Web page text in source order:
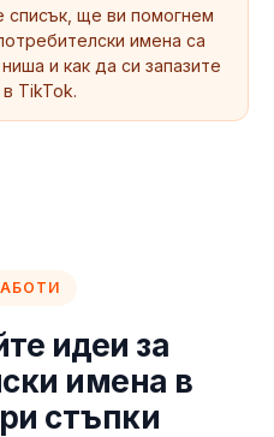
списък, ще ви помогнем
имена са
и как да си запазите
TikTok.
идеи за
имена в
стъпки